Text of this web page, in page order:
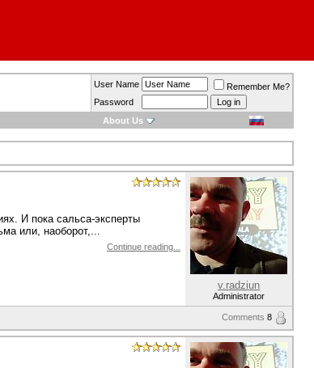
User Name
Remember Me?
Password
About Us
И пока сальса-эксперты
или, наоборот,...
Continue reading...
v.radziun
Administrator
Comments 8